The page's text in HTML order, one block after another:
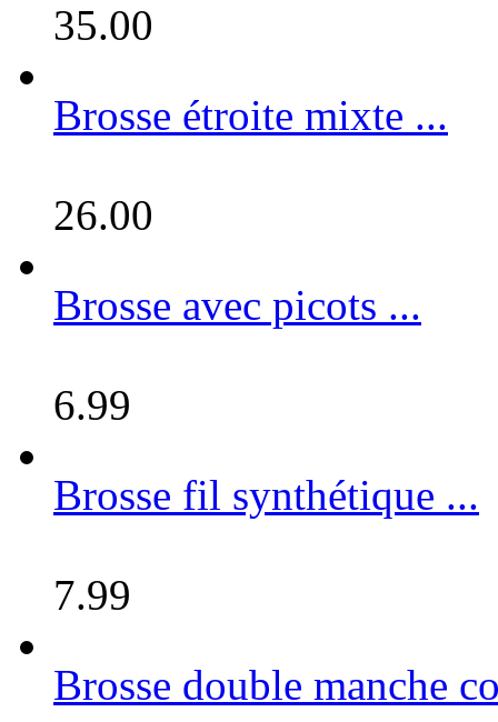
35.00
Brosse étroite mixte ...
26.00
Brosse avec picots ...
6.99
Brosse fil synthétique ...
7.99
Brosse double manche